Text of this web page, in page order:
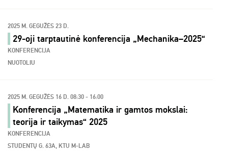
2025 M. GEGUŽĖS 23 D.
29-oji tarptautinė konferencija „Mechanika–2025“
KONFERENCIJA
NUOTOLIU
2025 M. GEGUŽĖS 16 D. 08:30 - 16:00
Konferencija „Matematika ir gamtos mokslai:
teorija ir taikymas“ 2025
KONFERENCIJA
STUDENTŲ G. 63A, KTU M-LAB